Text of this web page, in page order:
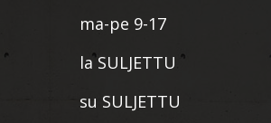
ma-pe 9-17
la SULJETTU
su SULJETTU